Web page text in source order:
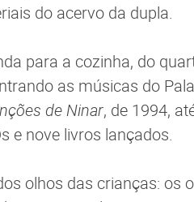
do acervo da dupla.
para a cozinha, do
as músicas do
de Ninar, de 1994,
e nove livros lançados.
olhos das crianças: os